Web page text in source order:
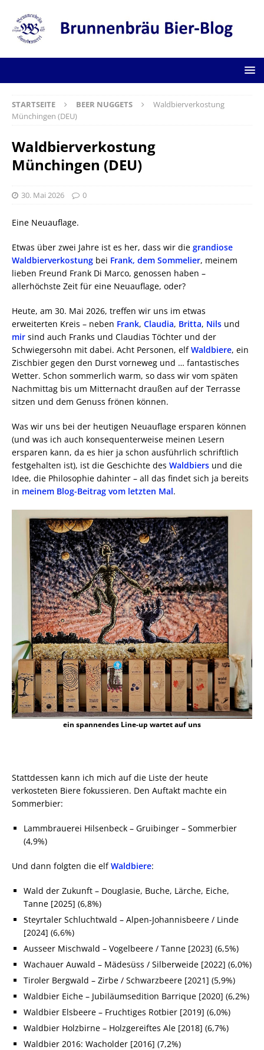
STARTSEITE BEER NUGGETS
Waldbierverkostung
Münchingen (DEU)
Waldbierverkostung
Münchingen (DEU)
30. Mai 2026 0
Eine Neuauflage.
Etwas über zwei Jahre ist es her, dass wir die grandiose
Waldbierverkostung bei Frank, dem Sommelier, meinem
lieben Freund Frank Di Marco, genossen haben –
allerhöchste Zeit für eine Neuauflage, oder?
Heute, am 30. Mai 2026, treffen wir uns im etwas
erweiterten Kreis – neben Frank, Claudia, Britta, Nils und
mir sind auch Franks und Claudias Töchter und der
Schwiegersohn mit dabei. Acht Personen, elfWaldbiere, ein
Zischbier gegen den Durst vorneweg und … fantastisches
Wetter. Schon sommerlich warm, so dass wir vom späten
Nachmittag bis um Mitternacht draußen auf der Terrasse
sitzen und dem Genuss frönen können.
Was wir uns bei der heutigen Neuauflage ersparen können
(und was ich auch konsequenterweise meinen Lesern
ersparen kann, da es hier ja schon ausführlich schriftlich
festgehalten ist), ist die Geschichte des Waldbiers und die
Idee, die Philosophie dahinter – all das findet sich ja bereits
in meinem Blog-Beitrag vom letzten Mal.
ein spannendes Line-up wartet auf uns
Stattdessen kann ich mich auf die Liste der heute
verkosteten Biere fokussieren. Den Auftakt machte ein
Sommerbier:
Lammbrauerei Hilsenbeck – Gruibinger – Sommerbier
(4,9%)
Und dann folgten die elfWaldbiere:
Wald der Zukunft – Douglasie, Buche, Lärche, Eiche,
Tanne [2025] (6,8%)
Steyrtaler Schluchtwald – Alpen-Johannisbeere / Linde
[2024] (6,6%)
Ausseer Mischwald – Vogelbeere / Tanne [2023] (6,5%)
Wachauer Auwald – Mädesüss / Silberweide [2022] (6,0%)
Tiroler Bergwald – Zirbe / Schwarzbeere [2021] (5,9%)
Waldbier Eiche – Jubiläumsedition Barrique [2020] (6,2%)
Waldbier Elsbeere – Fruchtiges Rotbier [2019] (6,0%)
Waldbier Holzbirne – Holzgereiftes Ale [2018] (6,7%)
Waldbier 2016: Wacholder [2016] (7,2%)